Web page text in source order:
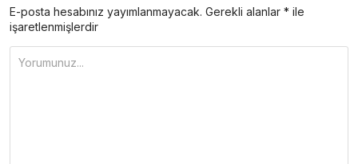
E-posta hesabınız yayımlanmayacak. Gerekli alanlar * ile
işaretlenmişlerdir